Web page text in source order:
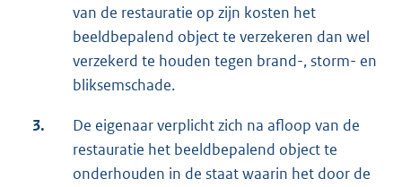
van de restauratie op zijn kosten het
beeldbepalend object te verzekeren dan wel
verzekerd te houden tegen brand-, storm- en
bliksemschade.
3.
De eigenaar verplicht zich na afloop van de
restauratie het beeldbepalend object te
onderhouden in de staat waarin het door de